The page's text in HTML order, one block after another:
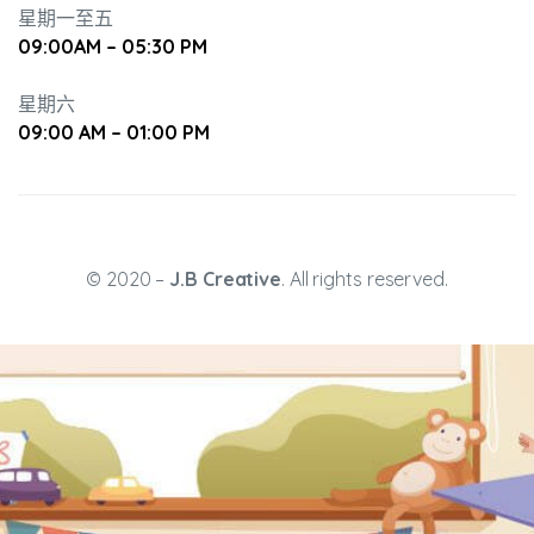
星期一至五
09:00AM – 05:30 PM
星期六
09:00 AM – 01:00 PM
© 2020 – J.B Creative. All rights reserved.